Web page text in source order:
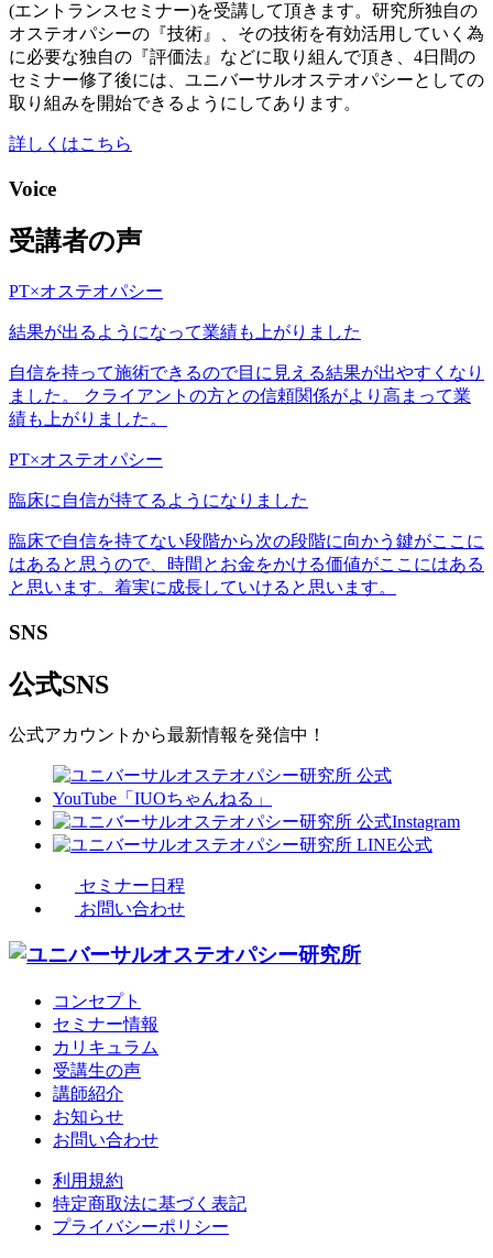
(エントランスセミナー)を受講して頂きます。 研究所独自の
オステオパシーの『技術』、その技術を有効活用していく為
に必要な独自の『評価法』などに取り組んで頂き、4日間の
セミナー修了後には、ユニバーサルオステオパシーとしての
取り組みを開始できるようにしてあります。
詳しくはこちら
Voice
受講者の声
PT×オステオパシー
結果が出るようになって業績も上がりました
自信を持って施術できるので目に見える結果が出やすくなり
ました。 クライアントの方との信頼関係がより高まって業
績も上がりました。
PT×オステオパシー
臨床に自信が持てるようになりました
臨床で自信を持てない段階から次の段階に向かう鍵がここに
はあると思うので、時間とお金をかける価値がここにはある
と思います。着実に成長していけると思います。
SNS
公式SNS
公式アカウントから最新情報を発信中！
セミナー日程
お問い合わせ
コンセプト
セミナー情報
カリキュラム
受講生の声
講師紹介
お知らせ
お問い合わせ
利用規約
特定商取法に基づく表記
プライバシーポリシー